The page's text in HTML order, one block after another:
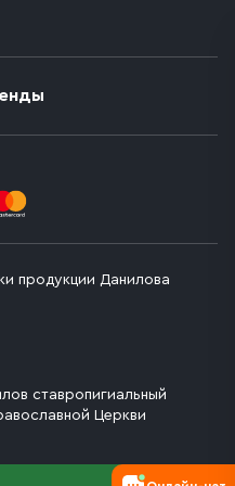
продукции Данилова
ставропигиальный
Церкви